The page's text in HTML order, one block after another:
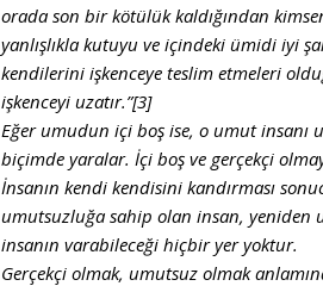
orada son bir kötülük kaldığından
yanlışlıkla kutuyu ve içindeki ümidi iyi
kendilerini işkenceye teslim etmeleri
işkenceyi uzatır.”[3]
Eğer umudun içi boş ise, o umut
biçimde yaralar. İçi boş ve gerçekçi
İnsanın kendi kendisini kandırması
umutsuzluğa sahip olan insan,
insanın varabileceği hiçbir yer yoktur.
Gerçekçi olmak, umutsuz olmak